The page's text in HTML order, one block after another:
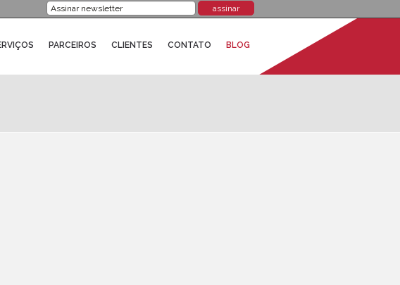
PARCEIROS CLIENTES CONTATO BLOG